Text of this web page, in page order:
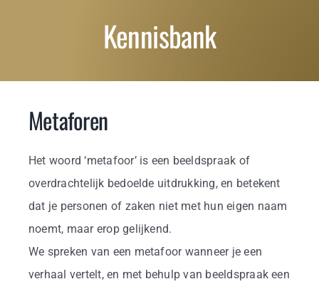
Agenda
Business
Contact
Kennisbank
Metaforen
Het woord ‘metafoor’ is een beeldspraak of
overdrachtelijk bedoelde uitdrukking, en betekent
dat je personen of zaken niet met hun eigen naam
noemt, maar erop gelijkend.
We spreken van een metafoor wanneer je een
verhaal vertelt, en met behulp van beeldspraak een